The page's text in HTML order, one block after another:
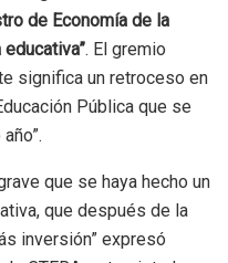
de Economía de la
. El gremio
significa un retroceso en
Pública que se
que se haya hecho un
que después de la
inversión” expresó